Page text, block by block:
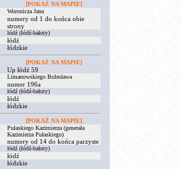
[POKAŻ NA MAPIE]
Woronicza Jana
numery od 1 do końca obie
strony
łódź (łódź-bałuty)
łódź
łódzkie
[POKAŻ NA MAPIE]
Up łódź 59
Limanowskiego Bolesława
numer 196a
łódź (łódź-bałuty)
łódź
łódzkie
[POKAŻ NA MAPIE]
Pułaskiego Kazimierza (generała
Kazimierza Pułaskiego)
numery od 14 do końca parzyste
łódź (łódź-bałuty)
łódź
łódzkie